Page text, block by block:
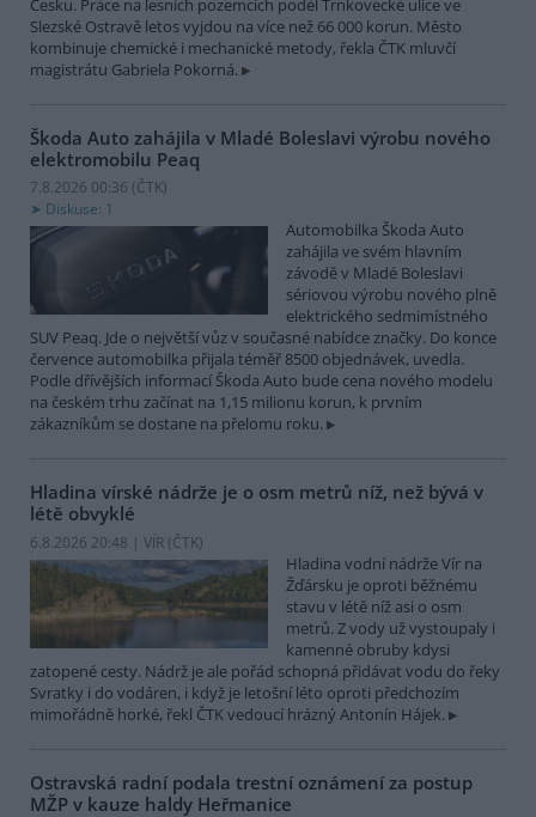
Česku. Práce na lesních pozemcích podél Trnkovecké ulice ve
Slezské Ostravě letos vyjdou na více než 66 000 korun. Město
kombinuje chemické i mechanické metody, řekla ČTK mluvčí
magistrátu Gabriela Pokorná.
Škoda Auto zahájila v Mladé Boleslavi výrobu nového
elektromobilu Peaq
7.8.2026 00:36 (ČTK)
Diskuse: 1
Automobilka Škoda Auto
zahájila ve svém hlavním
závodě v Mladé Boleslavi
sériovou výrobu nového plně
elektrického sedmimístného
SUV Peaq. Jde o největší vůz v současné nabídce značky. Do konce
července automobilka přijala téměř 8500 objednávek, uvedla.
Podle dřívějších informací Škoda Auto bude cena nového modelu
na českém trhu začínat na 1,15 milionu korun, k prvním
zákazníkům se dostane na přelomu roku.
Hladina vírské nádrže je o osm metrů níž, než bývá v
létě obvyklé
6.8.2026 20:48 | VÍR (ČTK)
Hladina vodní nádrže Vír na
Žďársku je oproti běžnému
stavu v létě níž asi o osm
metrů. Z vody už vystoupaly i
kamenné obruby kdysi
zatopené cesty. Nádrž je ale pořád schopná přidávat vodu do řeky
Svratky i do vodáren, i když je letošní léto oproti předchozím
mimořádně horké, řekl ČTK vedoucí hrázný Antonín Hájek.
Ostravská radní podala trestní oznámení za postup
MŽP v kauze haldy Heřmanice